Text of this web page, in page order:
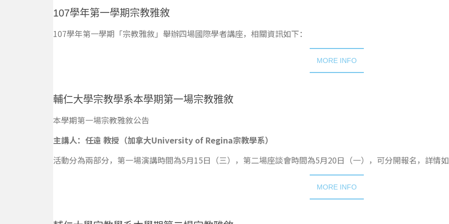
107學年第一學期宗教雅敘
107學年第一學期「宗教雅敘」舉辦四場國際學者講座，相關資訊如下：
MORE INFO
輔仁大學宗教學系本學期第一場宗教雅敘
本學期第一場宗教雅敘公告
主講人：任遠 教授 （加拿大University of Regina宗教學系）
活動分為兩部分，第一場演講時間為5月15日（三），第二場座談會時間為5月20日（一），可分開報名，詳情
MORE INFO